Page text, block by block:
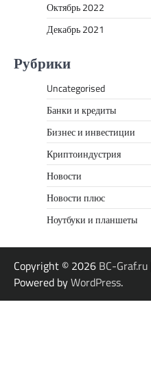
Октябрь 2022
Декабрь 2021
Рубрики
Uncategorised
Банки и кредиты
Бизнес и инвестиции
Криптоиндустрия
Новости
Новости плюс
Ноутбуки и планшеты
Copyright © 2026 BC-Graf.ru
Powered byWordPress.